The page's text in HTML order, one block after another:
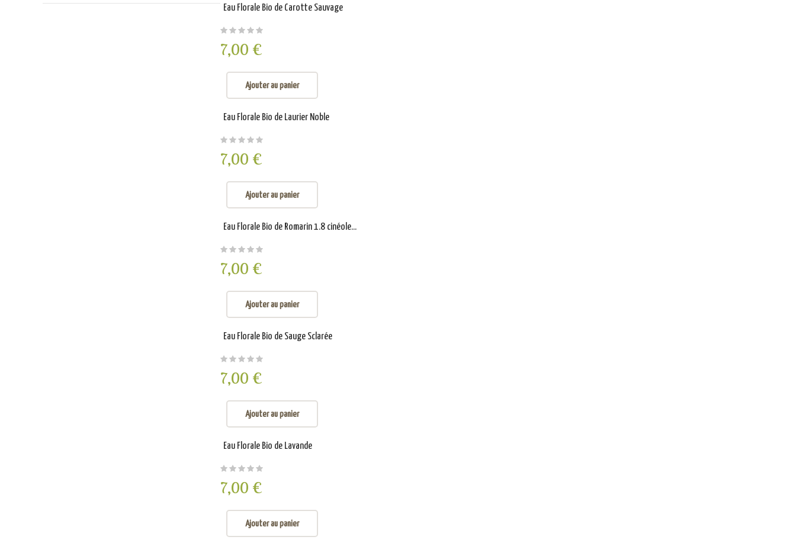
Eau Florale Bio de Carotte Sauvage
7,00 €
Ajouter au panier
Eau Florale Bio de Laurier Noble
7,00 €
Ajouter au panier
Eau Florale Bio de Romarin 1.8 cinéole...
7,00 €
Ajouter au panier
Eau Florale Bio de Sauge Sclarée
7,00 €
Ajouter au panier
Eau Florale Bio de Lavande
7,00 €
Ajouter au panier